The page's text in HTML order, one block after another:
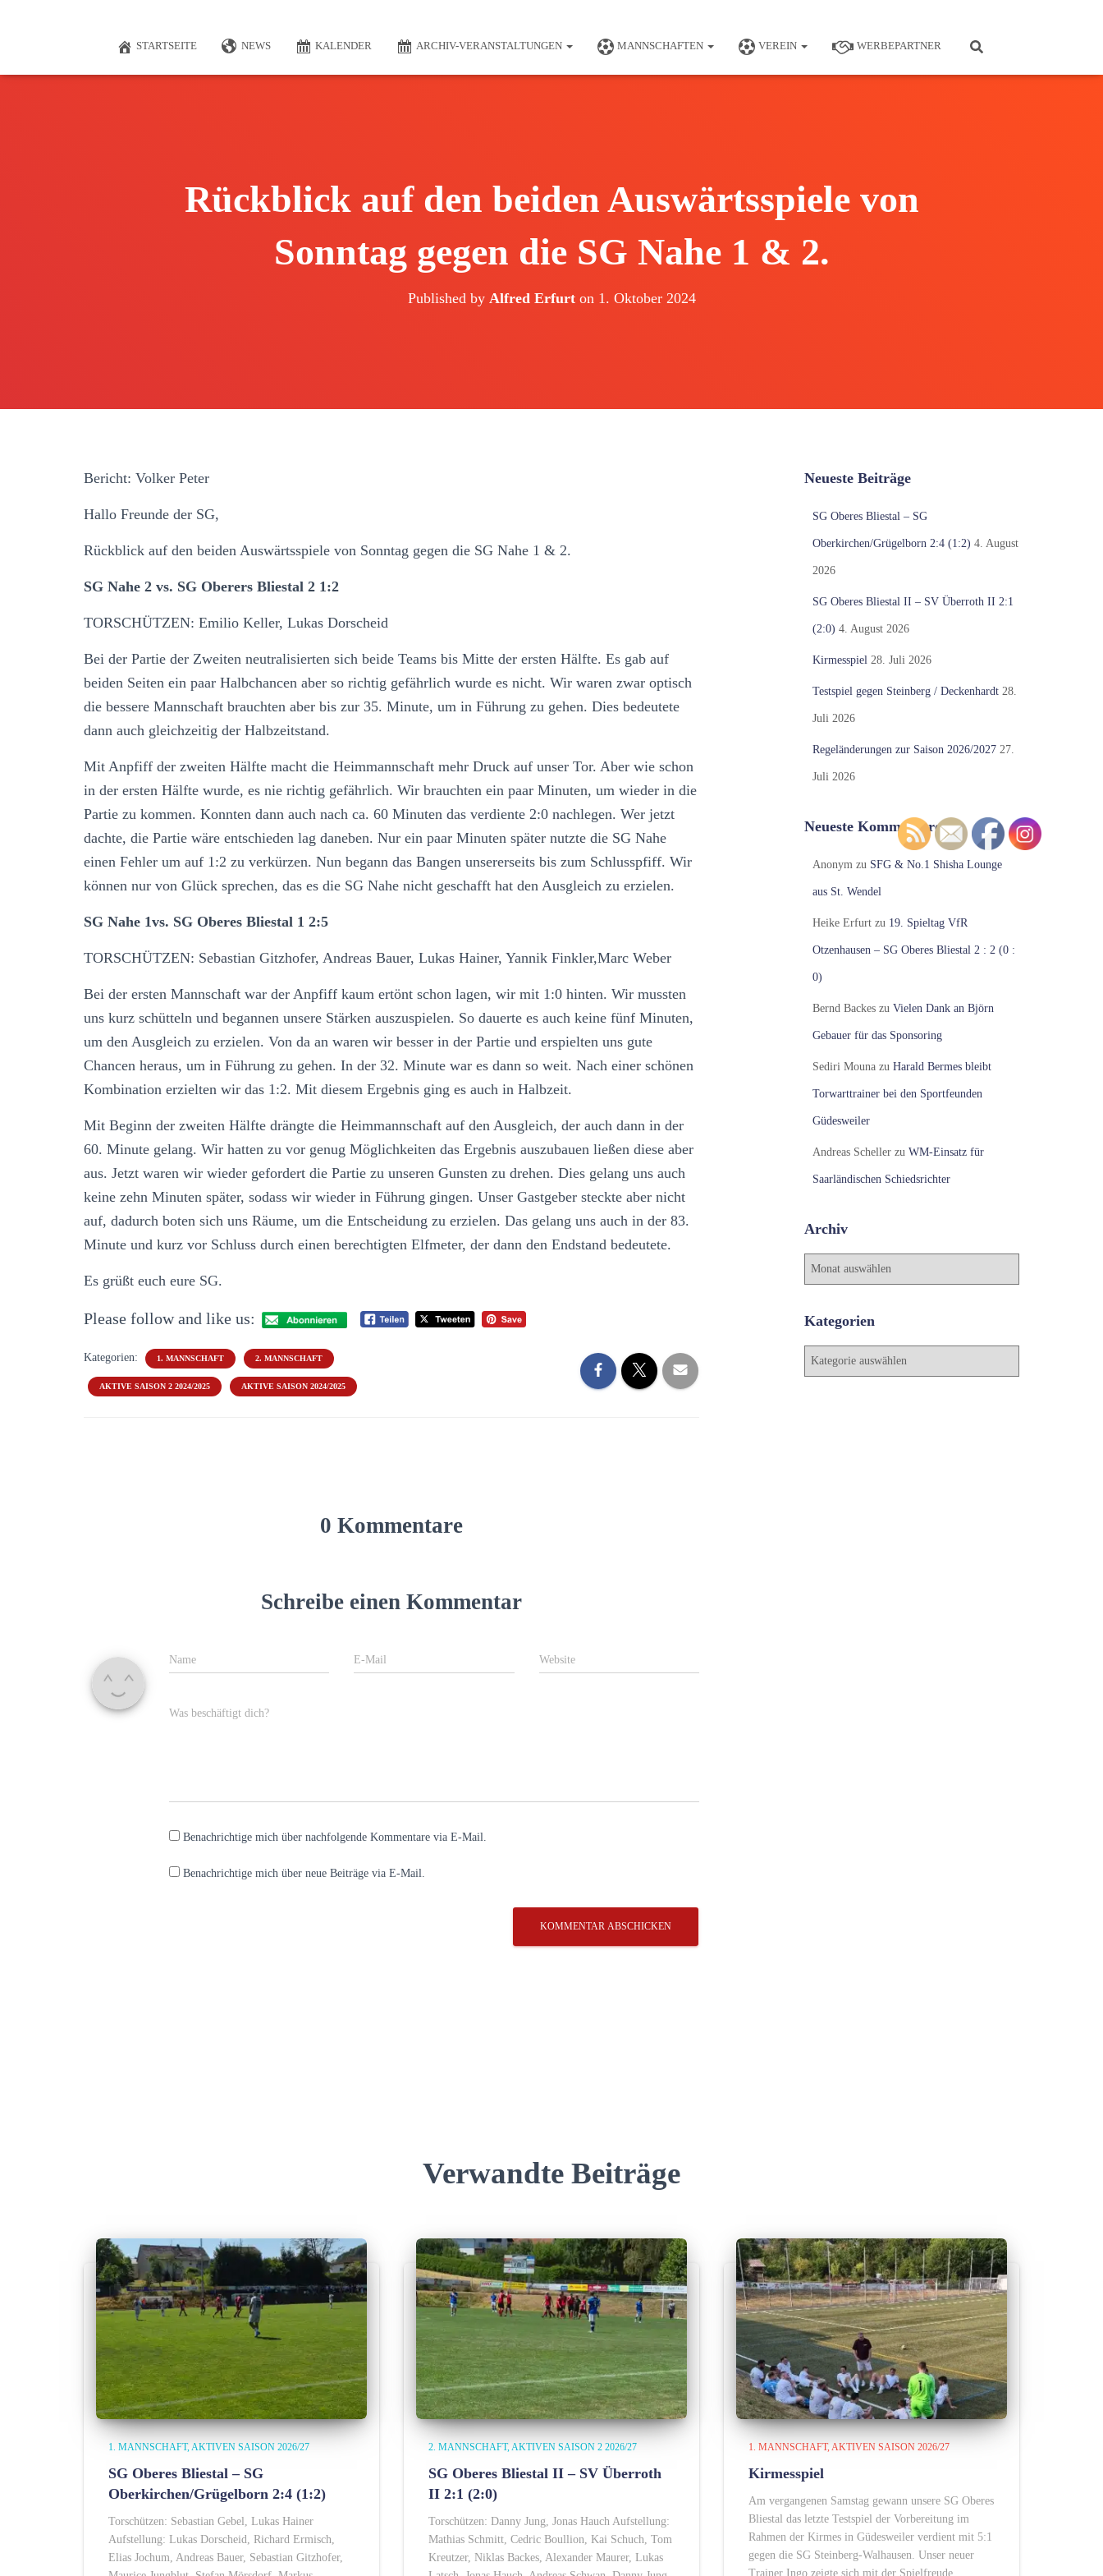
STARTSEITE NEWS KALENDER ARCHIV-VERANSTALTUNGEN MANNSCHAFTEN VEREIN WERBEPARTNER
Rückblick auf den beiden Auswärtsspiele von
Sonntag gegen die SG Nahe 1 & 2.
Published by Alfred Erfurton 1. Oktober 2024
Bericht: Volker Peter
Hallo Freunde der SG,
Rückblick auf den beiden Auswärtsspiele von Sonntag gegen die SG Nahe 1 & 2.
SG Nahe 2 vs. SG Oberers Bliestal 2 1:2
TORSCHÜTZEN: Emilio Keller, Lukas Dorscheid
Bei der Partie der Zweiten neutralisierten sich beide Teams bis Mitte der ersten Hälfte. Es gab auf
beiden Seiten ein paar Halbchancen aber so richtig gefährlich wurde es nicht. Wir waren zwar optisch
die bessere Mannschaft brauchten aber bis zur 35. Minute, um in Führung zu gehen. Dies bedeutete
dann auch gleichzeitig der Halbzeitstand.
Mit Anpfiff der zweiten Hälfte macht die Heimmannschaft mehr Druck auf unser Tor. Aber wie schon
in der ersten Hälfte wurde, es nie richtig gefährlich. Wir brauchten ein paar Minuten, um wieder in die
Partie zu kommen. Konnten dann auch nach ca. 60 Minuten das verdiente 2:0 nachlegen. Wer jetzt
dachte, die Partie wäre entschieden lag daneben. Nur ein paar Minuten später nutzte die SG Nahe
einen Fehler um auf 1:2 zu verkürzen. Nun begann das Bangen unsererseits bis zum Schlusspfiff. Wir
können nur von Glück sprechen, das es die SG Nahe nicht geschafft hat den Ausgleich zu erzielen.
SG Nahe 1vs. SG Oberes Bliestal 1 2:5
TORSCHÜTZEN: Sebastian Gitzhofer, Andreas Bauer, Lukas Hainer, Yannik Finkler,Marc Weber
Bei der ersten Mannschaft war der Anpfiff kaum ertönt schon lagen, wir mit 1:0 hinten. Wir mussten
uns kurz schütteln und begannen unsere Stärken auszuspielen. So dauerte es auch keine fünf Minuten,
um den Ausgleich zu erzielen. Von da an waren wir besser in der Partie und erspielten uns gute
Chancen heraus, um in Führung zu gehen. In der 32. Minute war es dann so weit. Nach einer schönen
Kombination erzielten wir das 1:2. Mit diesem Ergebnis ging es auch in Halbzeit.
Mit Beginn der zweiten Hälfte drängte die Heimmannschaft auf den Ausgleich, der auch dann in der
60. Minute gelang. Wir hatten zu vor genug Möglichkeiten das Ergebnis auszubauen ließen diese aber
aus. Jetzt waren wir wieder gefordert die Partie zu unseren Gunsten zu drehen. Dies gelang uns auch
keine zehn Minuten später, sodass wir wieder in Führung gingen. Unser Gastgeber steckte aber nicht
auf, dadurch boten sich uns Räume, um die Entscheidung zu erzielen. Das gelang uns auch in der 83.
Minute und kurz vor Schluss durch einen berechtigten Elfmeter, der dann den Endstand bedeutete.
Es grüßt euch eure SG.
Please follow and like us:
Kategorien: 1. MANNSCHAFT 2. MANNSCHAFT
AKTIVE SAISON 2 2024/2025 AKTIVE SAISON 2024/2025
0 Kommentare
Schreibe einen Kommentar
Name E-Mail Website
Was beschäftigt dich?
Benachrichtige mich über nachfolgende Kommentare via E-Mail.
Benachrichtige mich über neue Beiträge via E-Mail.
Neueste Beiträge
SG Oberes Bliestal – SG
Oberkirchen/Grügelborn 2:4 (1:2) 4. August
2026
SG Oberes Bliestal II – SV Überroth II 2:1
(2:0) 4. August 2026
Kirmesspiel 28. Juli 2026
Testspiel gegen Steinberg / Deckenhardt 28.
Juli 2026
Regeländerungen zur Saison 2026/2027 27.
Juli 2026
Neueste Kommentare
Anonymzu SFG & No.1 Shisha Lounge
aus St. Wendel
Heike Erfurtzu 19. Spieltag VfR
Otzenhausen – SG Oberes Bliestal 2 : 2 (0 :
0)
Bernd Backeszu Vielen Dank an Björn
Gebauer für das Sponsoring
Sediri Mounazu Harald Bermes bleibt
Torwarttrainer bei den Sportfeunden
Güdesweiler
Andreas Schellerzu WM-Einsatz für
Saarländischen Schiedsrichter
Archiv
A
h
Kategorien
K
Verwandte Beiträge
1. MANNSCHAFT AKTIVEN SAISON 2026/27
SG Oberes Bliestal – SG
Oberkirchen/Grügelborn 2:4 (1:2)
Torschützen: Sebastian Gebel, Lukas Hainer
Aufstellung: Lukas Dorscheid, Richard Ermisch,
Elias Jochum, Andreas Bauer, Sebastian Gitzhofer,
2. MANNSCHAFT AKTIVEN SAISON 2 2026/27
SG Oberes Bliestal II – SV Überroth
II 2:1 (2:0)
Torschützen: Danny Jung, Jonas Hauch Aufstellung:
Mathias Schmitt, Cedric Boullion, Kai Schuch, Tom
Kreutzer, Niklas Backes, Alexander Maurer, Lukas
1. MANNSCHAFT AKTIVEN SAISON 2026/27
Kirmesspiel
Am vergangenen Samstag gewann unsere SG Oberes
Bliestal das letzte Testspiel der Vorbereitung im
Rahmen der Kirmes in Güdesweiler verdient mit 5:1
gegen die SG Steinberg-Walhausen. Unser neuer
Trainer Ingo zeigte sich mit der Spielfreude